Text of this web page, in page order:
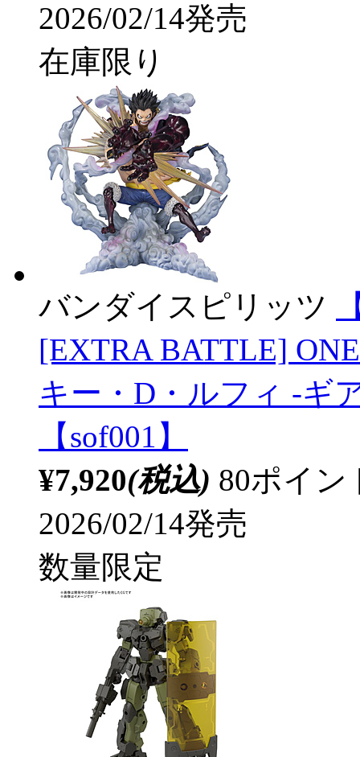
2026/02/14発売
在庫限り
バンダイスピリッツ
[EXTRA BATTLE]
キー・D・ルフィ -ギ
【sof001】
¥7,920(税込) 80ポイ
2026/02/14発売
数量限定